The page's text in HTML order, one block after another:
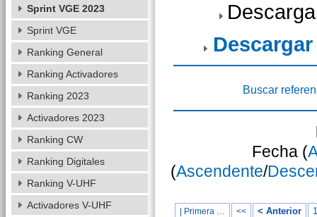
Buscar
Fecha (
(Ascendente/
| Primera … << < Anterior
Sprint VGE 2023
Sprint VGE
Ranking General
Ranking Activadores
Ranking 2023
Activadores 2023
Ranking CW
Ranking Digitales
Ranking V-UHF
Activadores V-UHF